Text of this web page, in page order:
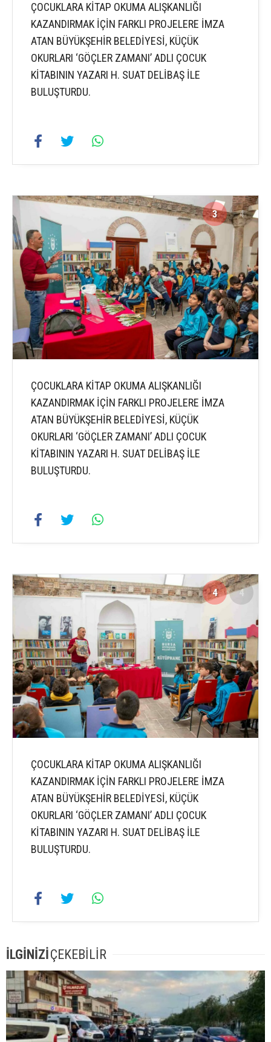
ÇOCUKLARA KİTAP OKUMA ALIŞKANLIĞI
KAZANDIRMAK İÇİN FARKLI PROJELERE İMZA
ATAN BÜYÜKŞEHİR BELEDİYESİ, KÜÇÜK
OKURLARI ‘GÖÇLER ZAMANI’ ADLI ÇOCUK
KİTABININ YAZARI H. SUAT DELİBAŞ İLE
BULUŞTURDU.
3 4
ÇOCUKLARA KİTAP OKUMA ALIŞKANLIĞI
KAZANDIRMAK İÇİN FARKLI PROJELERE İMZA
ATAN BÜYÜKŞEHİR BELEDİYESİ, KÜÇÜK
OKURLARI ‘GÖÇLER ZAMANI’ ADLI ÇOCUK
KİTABININ YAZARI H. SUAT DELİBAŞ İLE
BULUŞTURDU.
4 4
ÇOCUKLARA KİTAP OKUMA ALIŞKANLIĞI
KAZANDIRMAK İÇİN FARKLI PROJELERE İMZA
ATAN BÜYÜKŞEHİR BELEDİYESİ, KÜÇÜK
OKURLARI ‘GÖÇLER ZAMANI’ ADLI ÇOCUK
KİTABININ YAZARI H. SUAT DELİBAŞ İLE
BULUŞTURDU.
İLGİNİZİÇEKEBİLİR